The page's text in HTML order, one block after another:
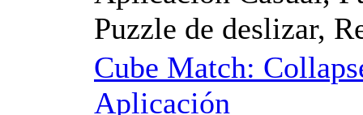
Puzzle de deslizar,
Cube Match:
Aplicación